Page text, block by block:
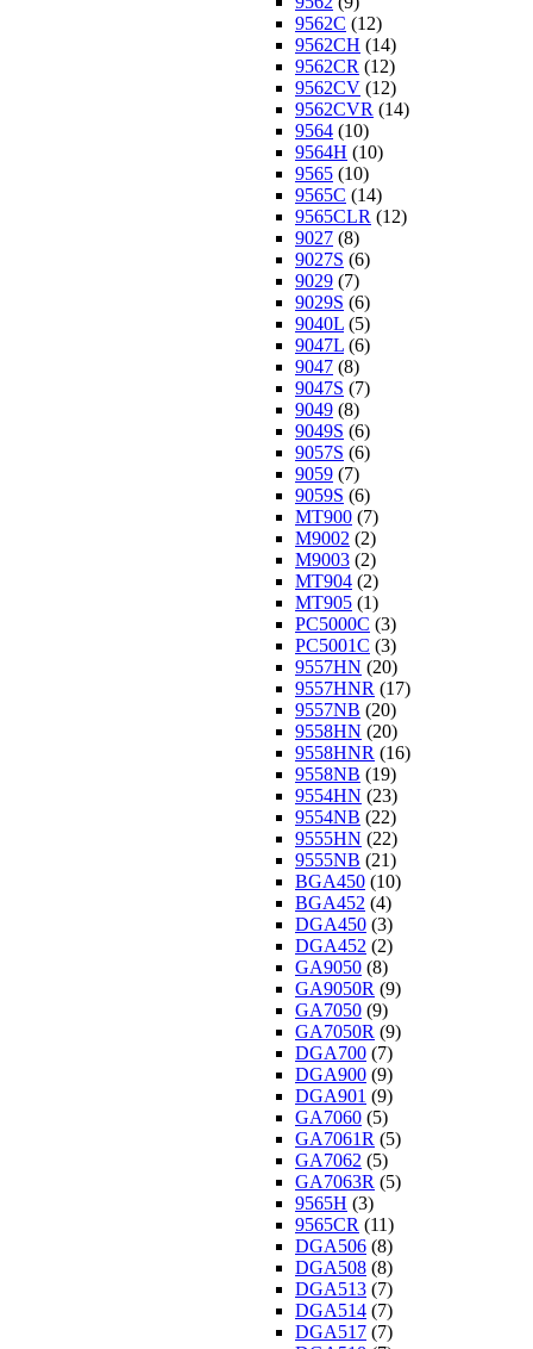
9562C (12)
9562CH (14)
9562CR (12)
9562CV (12)
9562CVR (14)
9564 (10)
9564H (10)
9565 (10)
9565C (14)
9565CLR (12)
9027 (8)
9027S (6)
9029 (7)
9029S (6)
9040L (5)
9047L (6)
9047 (8)
9047S (7)
9049 (8)
9049S (6)
9057S (6)
9059 (7)
9059S (6)
MT900 (7)
M9002 (2)
M9003 (2)
MT904 (2)
MT905 (1)
PC5000C (3)
PC5001C (3)
9557HN (20)
9557HNR (17)
9557NB (20)
9558HN (20)
9558HNR (16)
9558NB (19)
9554HN (23)
9554NB (22)
9555HN (22)
9555NB (21)
BGA450 (10)
BGA452 (4)
DGA450 (3)
DGA452 (2)
GA9050 (8)
GA9050R (9)
GA7050 (9)
GA7050R (9)
DGA700 (7)
DGA900 (9)
DGA901 (9)
GA7060 (5)
GA7061R (5)
GA7062 (5)
GA7063R (5)
9565H (3)
9565CR (11)
DGA506 (8)
DGA508 (8)
DGA513 (7)
DGA514 (7)
DGA517 (7)